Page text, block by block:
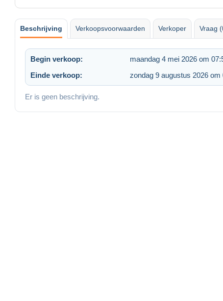
Beschrijving Verkoopsvoorwaarden Verkoper Vraag
Begin verkoop: maandag 4 mei 2026 om
Einde verkoop:
zondag 9 augustus 2026 om
Er is geen beschrijving.